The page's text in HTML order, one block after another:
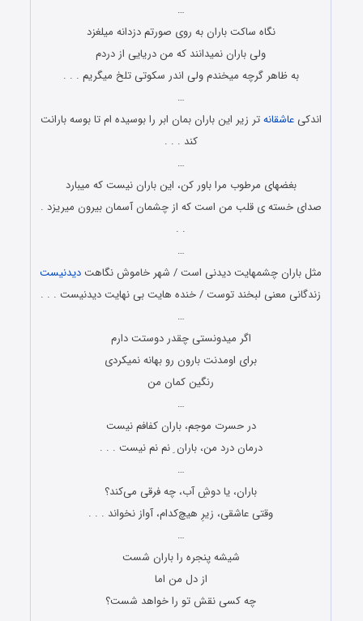
…
نگاه ساکت باران به روی صورتم دزدانه میلغزد
ولی باران نمیدانند که من دریایی از دردم
به ظاهر گرچه میخندم ولی اندر سکوتی تلخ میگریم . . .
…
اندکیعاشقانهتر زیر این باران بمان ابر را بوسیده ام تا بوسه بارانت
کند . . .
…
بغضهای مرطوب مرا باور کن، این باران نیست که میبارد
صدای خسته ی قلب من است که از چشمان آسمان بیرون میریزد .
. .
…
مثل باران چشمهایت دیدنی است / شهر خاموش نگاهت دیدنیست
زندگانی معنی لبخند توست / خنده هایت بی نهایت دیدنیست . . .
…
اگر میدونستی چقدر دوستت دارم
برای اومدنت بارون رو بهانه نمیکردی
رنگین کمان من
…
در حسرت موجم، باران کفافم نیست
درمان درد من، باران ِ نم نم نیست . . .
…
باران، یا دوشِ آب، چه فرقی می‌کند؟
وقتی عاشقی، زیرِ هیچ‌کدام، آواز نخواند . . .
…
شیشه پنجره را باران شست
از دل من اما
چه کسی نقش تو را خواهد شست؟